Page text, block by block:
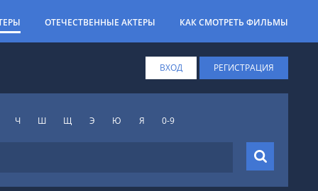
ОТЕЧЕСТВЕННЫЕ АКТЕРЫ КАК СМОТРЕТЬ ФИЛЬМЫ
ВХОД РЕГИСТРАЦИЯ
Ч Ш Щ Э Ю Я 0-9